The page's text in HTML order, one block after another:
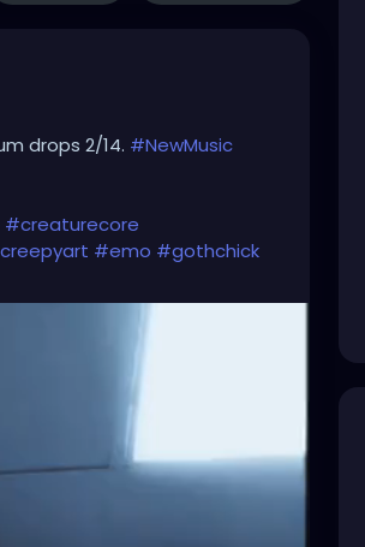
drops 2/14. #NewMusic
#creaturecore
#emo #gothchick